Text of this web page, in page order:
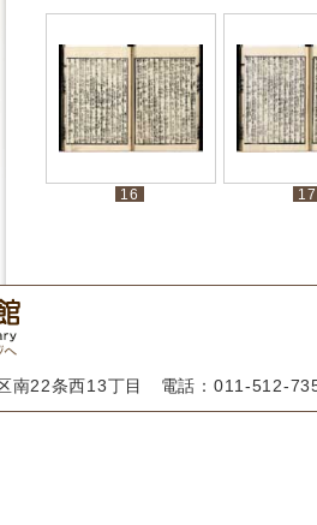
16 17
南22条西13丁目 電話：011-512-